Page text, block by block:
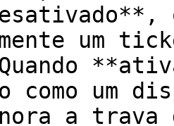
um
como um
a trava